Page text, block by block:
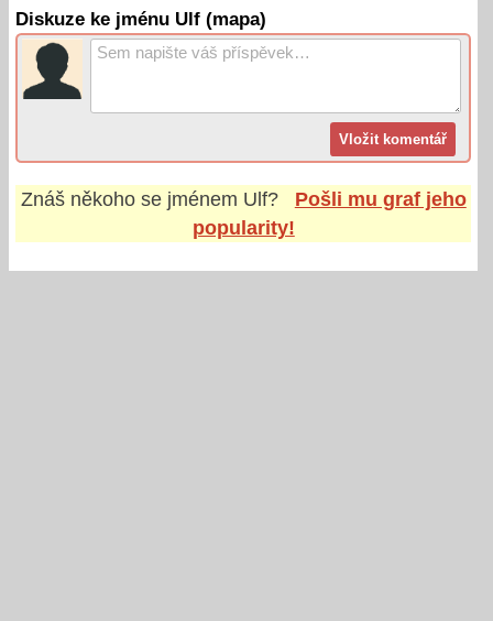
Diskuze ke jménu Ulf (mapa)
Znáš někoho se jménem Ulf?
Pošli mu graf jeho
popularity!